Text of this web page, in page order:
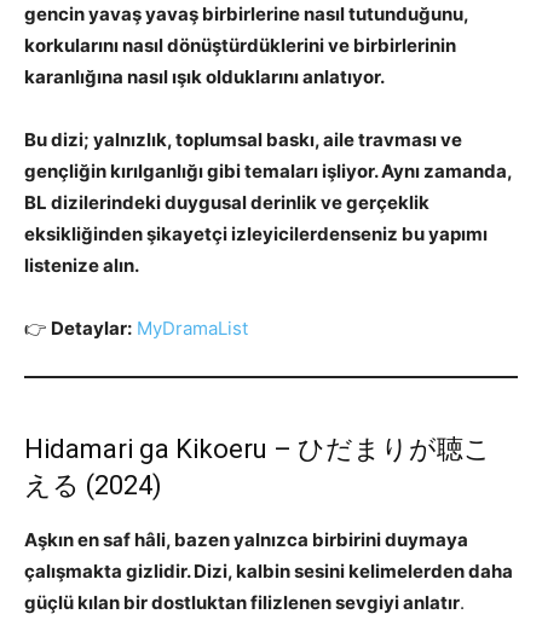
gencin yavaş yavaş birbirlerine nasıl tutunduğunu,
korkularını nasıl dönüştürdüklerini ve birbirlerinin
karanlığına nasıl ışık olduklarını anlatıyor.
Bu dizi; yalnızlık, toplumsal baskı, aile travması ve
gençliğin kırılganlığı gibi temaları işliyor. Aynı zamanda,
BL dizilerindeki duygusal derinlik ve gerçeklik
eksikliğinden şikayetçi izleyicilerdenseniz bu yapımı
listenize alın.
👉 Detaylar: MyDramaList
Hidamari ga Kikoeru – ひだまりが聴こ
える (2024)
Aşkın en saf hâli, bazen yalnızca birbirini duymaya
çalışmakta gizlidir. Dizi, kalbin sesini kelimelerden daha
güçlü kılan bir dostluktan filizlenen sevgiyi anlatır.